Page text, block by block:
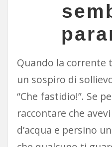
Quando la corrente
un sospiro di
“Che fastidio!”. Se
raccontare che
d’acqua e persino